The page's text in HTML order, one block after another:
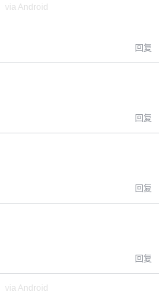
via Android
回复
回复
回复
回复
via Android